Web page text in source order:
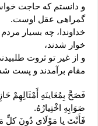
و دانستم که حاجت
گمراهی عقل اوست.
خداوندا، چه بسیار
خوار شدند،
و از غیر تو ثروت
مقام برآمدند و پست
فَصَحَّ بِمُعَاینَهِ أَمْثَالِهِمْ
صَوَابِهِ اخْتِیارُهُ.
فَأَنْتَ یا مَوْلَای دُونَ